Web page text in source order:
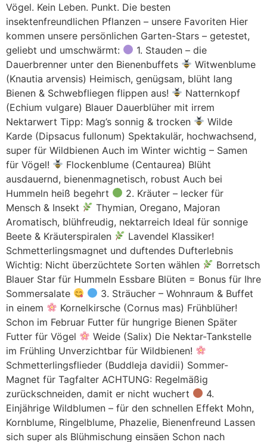
Vögel. Kein Leben. Punkt. Die besten
insektenfreundlichen Pflanzen – unsere Favoriten Hier
kommen unsere persönlichen Garten-Stars – getestet,
geliebt und umschwärmt:
1. Stauden – die
Dauerbrenner unter den Bienenbuffets
Witwenblume
(Knautia arvensis) Heimisch, genügsam, blüht lang
Bienen & Schwebfliegen flippen aus!
Natternkopf
(Echium vulgare) Blauer Dauerblüher mit irrem
Nektarwert Tipp: Mag’s sonnig & trocken
Wilde
Karde (Dipsacus fullonum) Spektakulär, hochwachsend,
super für Wildbienen Auch im Winter wichtig – Samen
für Vögel!
Flockenblume (Centaurea) Blüht
ausdauernd, bienenmagnetisch, robust Auch bei
Hummeln heiß begehrt
2. Kräuter – lecker für
Mensch & Insekt
Thymian, Oregano, Majoran
Aromatisch, blühfreudig, nektarreich Ideal für sonnige
Beete & Kräuterspiralen
Lavendel Klassiker!
Schmetterlingsmagnet und duftendes Dufterlebnis
Wichtig: Nicht überzüchtete Sorten wählen
Borretsch
Blauer Star für Hummeln Essbare Blüten = Bonus für Ihre
Sommersalate
3. Sträucher – Wohnraum & Buffet
in einem
Kornelkirsche (Cornus mas) Frühblüher!
Schon im Februar Futter für hungrige Bienen Später
Futter für Vögel
Weide (Salix) Die Nektar-Tankstelle
im Frühling Unverzichtbar für Wildbienen!
Schmetterlingsflieder (Buddleja davidii) Sommer-
Magnet für Tagfalter ACHTUNG: Regelmäßig
zurückschneiden, damit er nicht wuchert
4.
Einjährige Wildblumen – für den schnellen Effekt Mohn,
Kornblume, Ringelblume, Phazelie, Bienenfreund Lassen
sich super als Blühmischung einsäen Schon nach